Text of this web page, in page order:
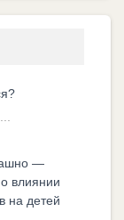
—
влиянии
на детей